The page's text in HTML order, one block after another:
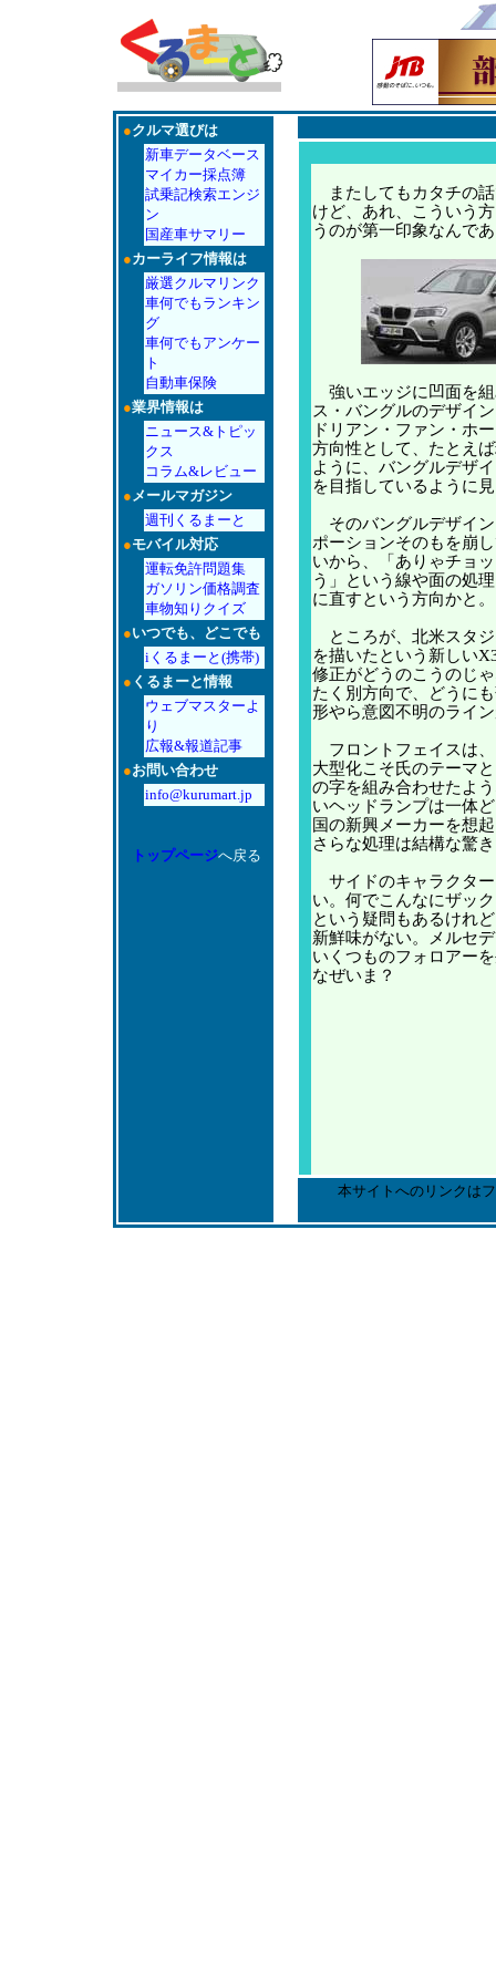
●クルマ選びは
新車データベース
マイカー採点簿
試乗記検索エンジ
ン
国産車サマリー
●カーライフ情報は
厳選クルマリンク
車何でもランキン
グ
車何でもアンケー
ト
自動車保険
●業界情報は
ニュース&トピッ
クス
コラム&レビュー
●メールマガジン
週刊くるまーと
●モバイル対応
運転免許問題集
ガソリン価格調査
車物知りクイズ
●いつでも、どこでも
iくるまーと(携帯)
● くるまーと情報
ウェブマスターよ
り
広報&報道記事
●お問い合わせ
info@kurumart.jp
トップページへ戻る
またしてもカタチの
けど、あれ、こういう
うのが第一印象なんで
強いエッジに凹面を
ス・バングルのデザイ
ドリアン・ファン・ホ
方向性として、たとえ
ように、バングルデザ
を目指しているように
そのバングルデザイ
ポーションそのもを崩
いから、「ありゃチョ
う」という線や面の処
に直すという方向かと。
ところが、北米スタ
を描いたという新しい
修正がどうのこうのじ
たく別方向で、どうに
形やら意図不明のライ
フロントフェイスは
大型化こそ氏のテーマ
の字を組み合わせたよ
いヘッドランプは一体
国の新興メーカーを想
さらな処理は結構な驚
サイドのキャラクタ
い。何でこんなにザッ
という疑問もあるけれ
新鮮味がない。メルセ
いくつものフォロアー
なぜいま？
本サイトへのリンクは